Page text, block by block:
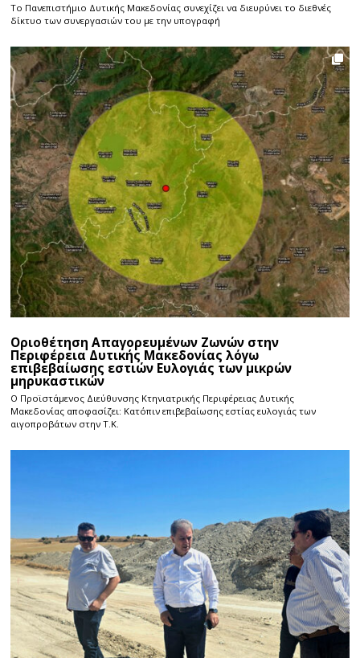
Το Πανεπιστήμιο Δυτικής Μακεδονίας συνεχίζει να διευρύνει το διεθνές
δίκτυο των συνεργασιών του με την υπογραφή
Οριοθέτηση Απαγορευμένων Ζωνών στην
Περιφέρεια Δυτικής Μακεδονίας λόγω
επιβεβαίωσης εστιών Ευλογιάς των μικρών
μηρυκαστικών
Ο Προϊστάμενος Διεύθυνσης Κτηνιατρικής Περιφέρειας Δυτικής
Μακεδονίας αποφασίζει: Κατόπιν επιβεβαίωσης εστίας ευλογιάς των
αιγοπροβάτων στην Τ.Κ.